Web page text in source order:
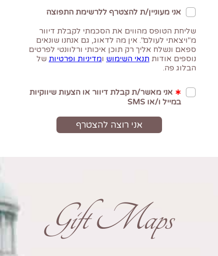
Gift Maps